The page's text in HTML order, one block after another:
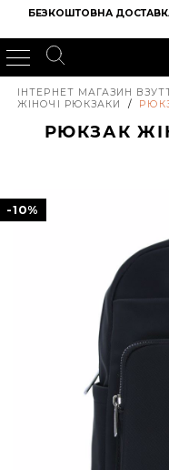
БЕЗКОШТОВНА
ІНТЕРНЕТ МАГАЗИН
ЖІНОЧІ РЮКЗАКИ
/
РЮКЗАК
-10%